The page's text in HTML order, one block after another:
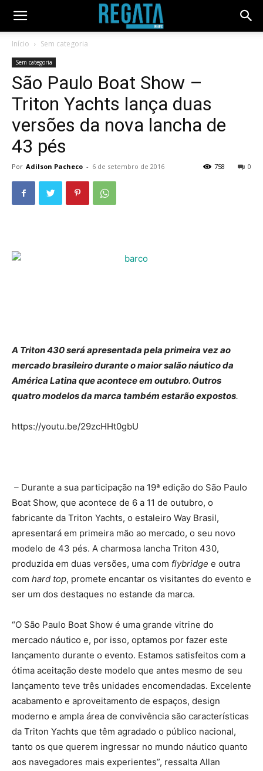
Início Sem categoria
Sem categoria
São Paulo Boat Show –
Triton Yachts lança duas
versões da nova lancha de
43 pés
Por Adilson Pacheco - 6 de setembro de 2016 0
758
A Triton 430 será apresentada pela primeira vez ao
mercado brasileiro durante o maior salão náutico da
América Latina que acontece em outubro. Outros
quatro modelos da marca também estarão expostos.
https://youtu.be/29zcHHt0gbU
– Durante a sua participação na 19ª edição do São Paulo
Boat Show, que acontece de 6 a 11 de outubro, o
fabricante da Triton Yachts, o estaleiro Way Brasil,
apresentará em primeira mão ao mercado, o seu novo
modelo de 43 pés. A charmosa lancha Triton 430,
produzida em duas versões, uma com flybridge e outra
com hard top, promete encantar os visitantes do evento e
ser um dos destaques no estande da marca.
“O São Paulo Boat Show é uma grande vitrine do
mercado náutico e, por isso, optamos por fazer este
lançamento durante o evento. Estamos satisfeitos com a
ótima aceitação deste modelo que antes mesmo de seu
lançamento teve três unidades encomendadas. Excelente
acabamento e aproveitamento de espaços, design
moderno e ampla área de convivência são características
da Triton Yachts que têm agradado o público nacional,
tanto os que querem ingressar no mundo náutico quanto
aos navegadores mais experientes”, ressalta Allan